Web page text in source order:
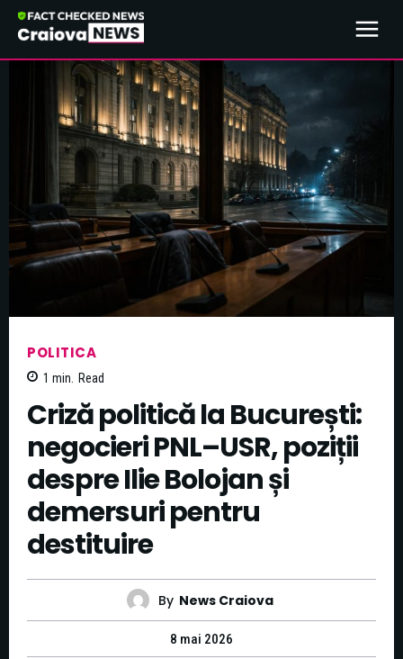
POLITICA
1 min. Read
Criză politică la București:
negocieri PNL–USR, poziții
despre Ilie Bolojan și
demersuri pentru
destituire
By News Craiova
8 mai 2026